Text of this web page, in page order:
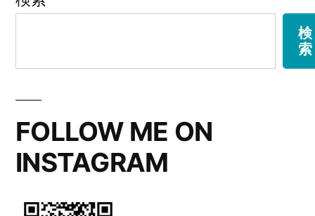
検
索
FOLLOW ME ON
INSTAGRAM